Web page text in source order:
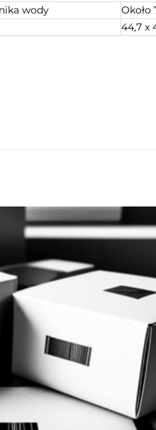
wody
Około
44,7 x